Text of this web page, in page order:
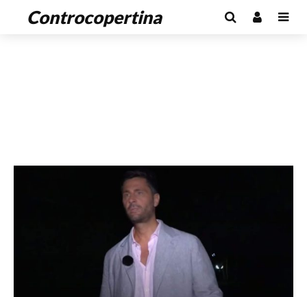
Controcopertina